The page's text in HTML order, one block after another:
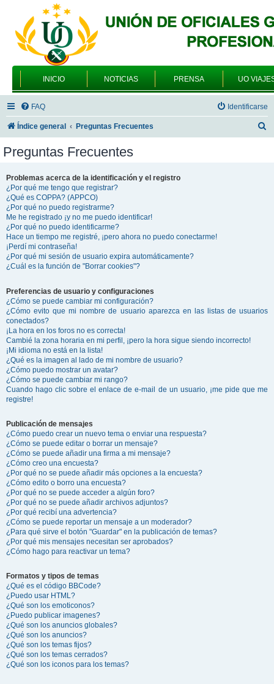
INICIO NOTICIAS PRENSA UO
FAQ Identificarse
Índice general Preguntas Frecuentes
Preguntas Frecuentes
Problemas acerca de la identificación y el registro
¿Por qué me tengo que registrar?
¿Qué es COPPA? (APPCO)
¿Por qué no puedo registrarme?
Me he registrado ¡y no me puedo identificar!
¿Por qué no puedo identificarme?
Hace un tiempo me registré, ¡pero ahora no puedo conectarme!
¡Perdí mi contraseña!
¿Por qué mi sesión de usuario expira automáticamente?
¿Cuál es la función de "Borrar cookies"?
Preferencias de usuario y configuraciones
¿Cómo se puede cambiar mi configuración?
¿Cómo evito que mi nombre de usuario aparezca en las listas de usuarios
conectados?
¡La hora en los foros no es correcta!
Cambié la zona horaria en mi perfil, ¡pero la hora sigue siendo incorrecto!
¡Mi idioma no está en la lista!
¿Qué es la imagen al lado de mi nombre de usuario?
¿Cómo puedo mostrar un avatar?
¿Cómo se puede cambiar mi rango?
Cuando hago clic sobre el enlace de e-mail de un usuario, ¡me pide que me
registre!
Publicación de mensajes
¿Cómo puedo crear un nuevo tema o enviar una respuesta?
¿Cómo se puede editar o borrar un mensaje?
¿Cómo se puede añadir una firma a mi mensaje?
¿Cómo creo una encuesta?
¿Por qué no se puede añadir más opciones a la encuesta?
¿Cómo edito o borro una encuesta?
¿Por qué no se puede acceder a algún foro?
¿Por qué no se puede añadir archivos adjuntos?
¿Por qué recibí una advertencia?
¿Cómo se puede reportar un mensaje a un moderador?
¿Para qué sirve el botón "Guardar" en la publicación de temas?
¿Por qué mis mensajes necesitan ser aprobados?
¿Cómo hago para reactivar un tema?
Formatos y tipos de temas
¿Qué es el código BBCode?
¿Puedo usar HTML?
¿Qué son los emoticonos?
¿Puedo publicar imagenes?
¿Qué son los anuncios globales?
¿Qué son los anuncios?
¿Qué son los temas fijos?
¿Qué son los temas cerrados?
¿Qué son los iconos para los temas?